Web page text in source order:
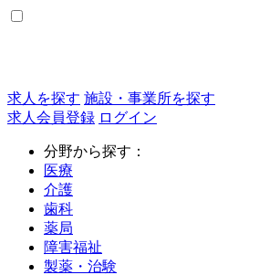
求人を探す 施設・事業所を探す
求人会員登録 ログイン
分野から探す：
医療
介護
歯科
薬局
障害福祉
製薬・治験